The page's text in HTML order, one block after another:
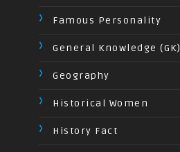
Famous Personality
General Knowledge (GK)
Geography
Historical Women
History Fact